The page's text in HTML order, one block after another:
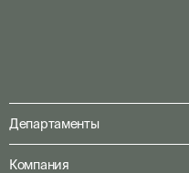
Департаменты
Компания